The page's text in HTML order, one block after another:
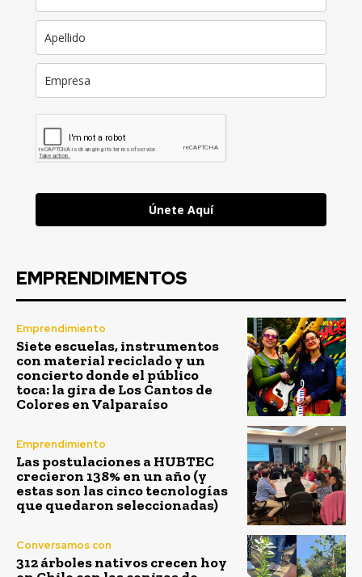
Únete Aquí
EMPRENDIMENTOS
Emprendimiento
Siete escuelas, instrumentos
con material reciclado y un
concierto donde el público
toca: la gira de Los Cantos de
Colores en Valparaíso
Emprendimiento
Las postulaciones a HUBTEC
crecieron 138% en un año (y
estas son las cinco tecnologías
que quedaron seleccionadas)
Conversamos con
312 árboles nativos crecen hoy